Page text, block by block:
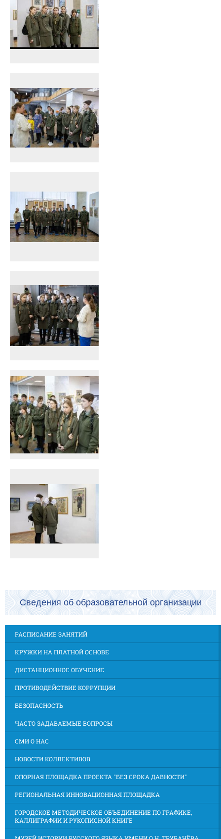
Сведения об образовательной организации
РАСПИСАНИЕ ЗАНЯТИЙ
КРУЖКИ НА ПЛАТНОЙ ОСНОВЕ
ДИСТАНЦИОННОЕ ОБУЧЕНИЕ
ПРОТИВОДЕЙСТВИЕ КОРРУПЦИИ
БЕЗОПАСНОСТЬ
ЧАСТО ЗАДАВАЕМЫЕ ВОПРОСЫ
СМИ О НАС
НОВОСТИ КОЛЛЕКТИВОВ
ОПОРНАЯ ПЛОЩАДКА ПРОЕКТА "БЕЗ СРОКА ДАВНОСТИ"
РЕГИОНАЛЬНАЯ ИННОВАЦИОННАЯ ПЛОЩАДКА
ГОРОДСКОЕ МЕТОДИЧЕСКОЕ ОБЪЕДИНЕНИЕ ПО ГРАФИКЕ,
КАЛЛИГРАФИИ И РУКОПИСНОЙ КНИГЕ